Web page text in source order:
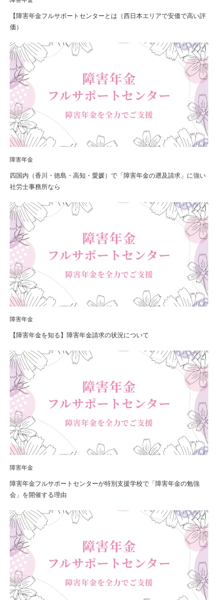
【障害年金フルサポートセンターとは（西日本エリアで安価で高い評
価）
障害年金
四国内（香川・徳島・高知・愛媛）で「障害年金の遡及請求」に強い
社労士事務所なら
障害年金
【障害年金を知る】障害年金請求の状況について
障害年金
障害年金フルサポートセンターが特別支援学校で「障害年金の勉強
会」を開催する理由